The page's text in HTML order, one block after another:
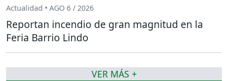
Actualidad • AGO 6 / 2026
Reportan incendio de gran magnitud en la
Feria Barrio Lindo
VER MÁS +